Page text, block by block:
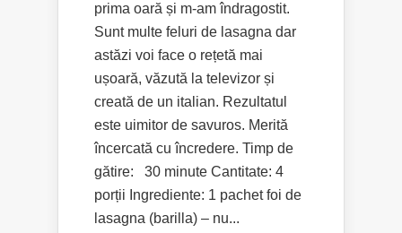
prima oară și m-am îndragostit.
Sunt multe feluri de lasagna dar
astăzi voi face o rețetă mai
ușoară, văzută la televizor și
creată de un italian. Rezultatul
este uimitor de savuros. Merită
încercată cu încredere. Timp de
gătire: 30 minute Cantitate: 4
porții Ingrediente: 1 pachet foi de
lasagna (barilla) – nu...